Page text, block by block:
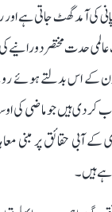
کی آمد گھٹ جاتی ہے
حدت مختصر دورانیے کی
کے اس بدلتے ہوئے
دی ہیں جو ماضی کی اوسط
آبی حقائق پر مبنی
ہیں۔